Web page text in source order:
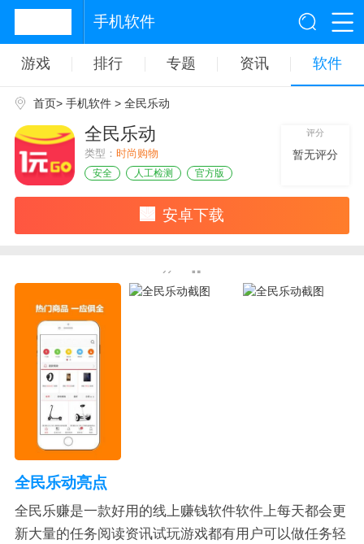
手机软件
游戏 排行 专题 资讯 软件
首页> 手机软件> 全民乐动
全民乐动
类型： 时尚购物
安全 人工检测 官方版
评分
暂无评分
安卓下载
全民乐动亮点
全民乐赚是一款好用的线上赚钱软件软件上每天都会更
新大量的任务阅读资讯试玩游戏都有用户可以做任务轻